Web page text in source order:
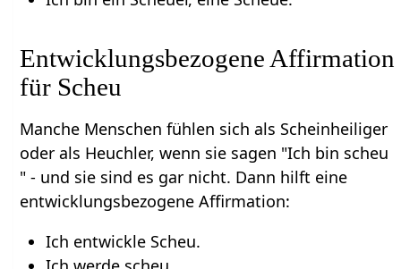
Entwicklungsbezogene Affirmation
für Scheu
Manche Menschen fühlen sich als Scheinheiliger
oder als Heuchler, wenn sie sagen "Ich bin scheu
" - und sie sind es gar nicht. Dann hilft eine
entwicklungsbezogene Affirmation:
Ich entwickle Scheu.